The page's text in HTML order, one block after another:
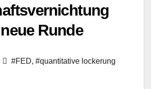
Runde
#FED, #quantitative lockerung